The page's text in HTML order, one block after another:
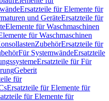
Ersatzteile für Elemente für
und GeräteErsatzteile für
Elemente für Waschmaschinen
für Waschmaschinen
ZubehörErsatzteile für
Für SystemwändeErsatzteile
Ersatzteile für Für
Geberit
für
Ersatzteile für Elemente für
für Elemente für